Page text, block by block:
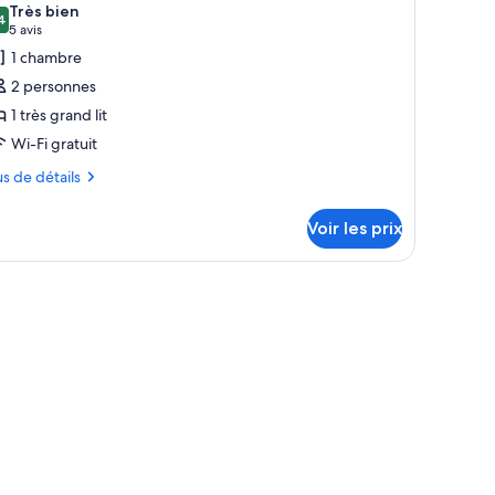
:
sur 10
Très bien
5 avis
(5 avis)
1 chambre
2 personnes
1 très grand lit
Wi-Fi gratuit
de détails
Voir les prix